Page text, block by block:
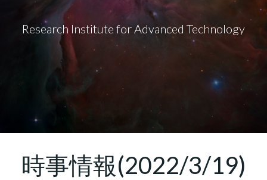
Research Institute for Advanced Technology
時事情報(2022/3/19)